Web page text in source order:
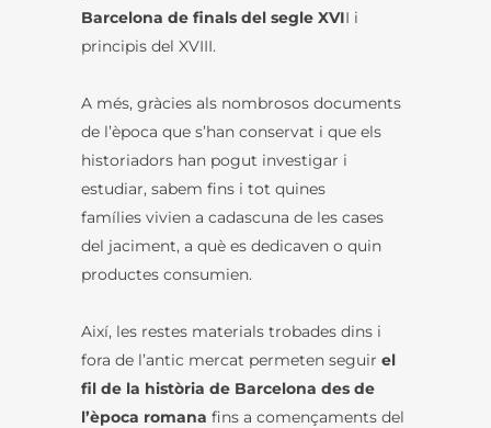
Barcelona de finals del segle XVII i
principis del XVIII.
A més, gràcies als nombrosos documents
de l’època que s’han conservat i que els
historiadors han pogut investigar i
estudiar, sabem fins i tot quines
famílies vivien a cadascuna de les cases
del jaciment, a què es dedicaven o quin
productes consumien.
Així, les restes materials trobades dins i
fora de l’antic mercat permeten seguir el
fil de la història de Barcelona des de
l’època romana fins a començaments del